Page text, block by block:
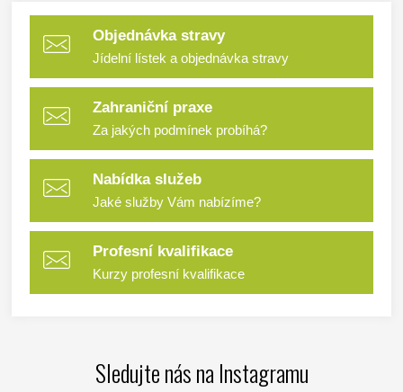
Objednávka stravy
Jídelní lístek a objednávka stravy
Zahraniční praxe
Za jakých podmínek probíhá?
Nabídka služeb
Jaké služby Vám nabízíme?
Profesní kvalifikace
Kurzy profesní kvalifikace
Sledujte nás na Instagramu